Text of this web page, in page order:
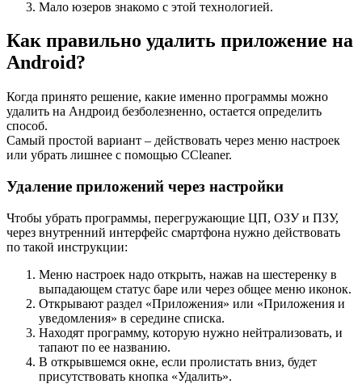
Мало юзеров знакомо с этой технологией.
Как правильно удалить приложение на
Android?
Когда принято решение, какие именно программы можно
удалить на Андроид безболезненно, остается определить
способ.
Самый простой вариант – действовать через меню настроек
или убрать лишнее с помощью CCleaner.
Удаление приложений через настройки
Чтобы убрать программы, перегружающие ЦП, ОЗУ и ПЗУ,
через внутренний интерфейс смартфона нужно действовать
по такой инструкции:
Меню настроек надо открыть, нажав на шестеренку в
выпадающем статус баре или через общее меню иконок.
Открывают раздел «Приложения» или «Приложения и
уведомления» в середине списка.
Находят программу, которую нужно нейтрализовать, и
тапают по ее названию.
В открывшемся окне, если пролистать вниз, будет
присутствовать кнопка «Удалить».